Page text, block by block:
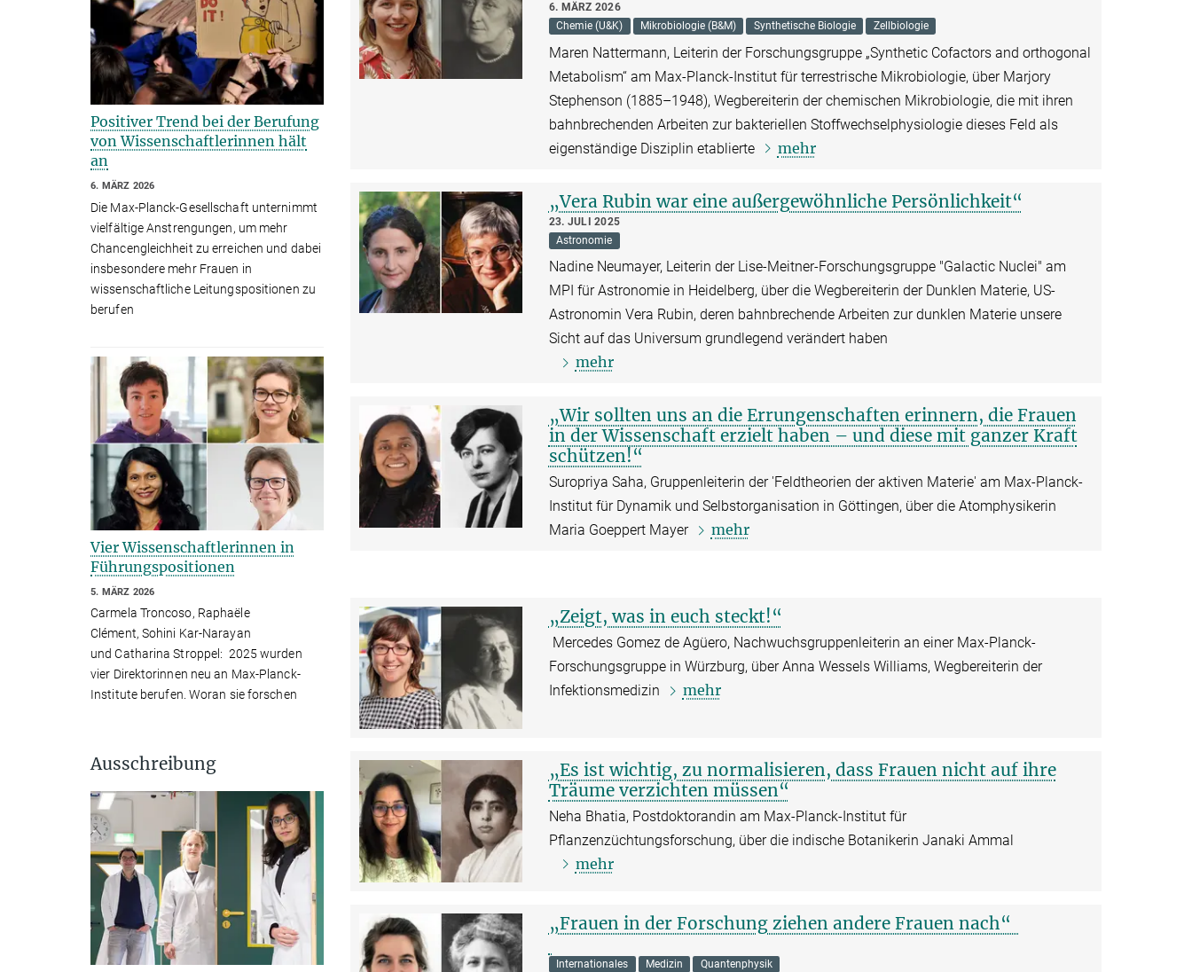
6. MÄRZ 2026
Chemie (U&K)
Mikrobiologie (B&M) Synthetische Biologie Zellbiologie
Maren Nattermann, Leiterin der Forschungsgruppe „Synthetic Cofactors and orthogonal
Metabolism“ am Max-Planck-Institut für terrestrische Mikrobiologie, über Marjory
Stephenson (1885–1948), Wegbereiterin der chemischen Mikrobiologie, die mit ihren
bahnbrechenden Arbeiten zur bakteriellen Stoffwechselphysiologie dieses Feld als
eigenständige Disziplin etablierte
mehr
„Vera Rubin war eine außergewöhnliche Persönlichkeit“
23. JULI 2025
Astronomie
Nadine Neumayer, Leiterin der Lise-Meitner-Forschungsgruppe "Galactic Nuclei" am
MPI für Astronomie in Heidelberg, über die Wegbereiterin der Dunklen Materie, US-
Astronomin Vera Rubin, deren bahnbrechende Arbeiten zur dunklen Materie unsere
Sicht auf das Universum grundlegend verändert haben
mehr
„Wir sollten uns an die Errungenschaften erinnern, die Frauen
in der Wissenschaft erzielt haben – und diese mit ganzer Kraft
schützen!“
Suropriya Saha, Gruppenleiterin der 'Feldtheorien der aktiven Materie' am Max-Planck-
Institut für Dynamik und Selbstorganisation in Göttingen, über die Atomphysikerin
Maria Goeppert Mayer
mehr
„Zeigt, was in euch steckt!“
Mercedes Gomez de Agüero, Nachwuchsgruppenleiterin an einer Max-Planck-
Forschungsgruppe in Würzburg, über Anna Wessels Williams, Wegbereiterin der
Infektionsmedizin
mehr
„Es ist wichtig, zu normalisieren, dass Frauen nicht auf ihre
Träume verzichten müssen“
Neha Bhatia, Postdoktorandin am Max-Planck-Institut für
Pflanzenzüchtungsforschung, über die indische Botanikerin Janaki Ammal
mehr
„Frauen in der Forschung ziehen andere Frauen nach“
Internationales Medizin Quantenphysik
Positiver Trend bei der Berufung
von Wissenschaftlerinnen hält
an
6. MÄRZ 2026
Die Max-Planck-Gesellschaft unternimmt
vielfältige Anstrengungen, um mehr
Chancengleichheit zu erreichen und dabei
insbesondere mehr Frauen in
wissenschaftliche Leitungspositionen zu
berufen
Vier Wissenschaftlerinnen in
Führungspositionen
5. MÄRZ 2026
Carmela Troncoso, Raphaële
Clément, Sohini Kar-Narayan
und Catharina Stroppel: 2025 wurden
vier Direktorinnen neu an Max-Planck-
Institute berufen. Woran sie forschen
Ausschreibung